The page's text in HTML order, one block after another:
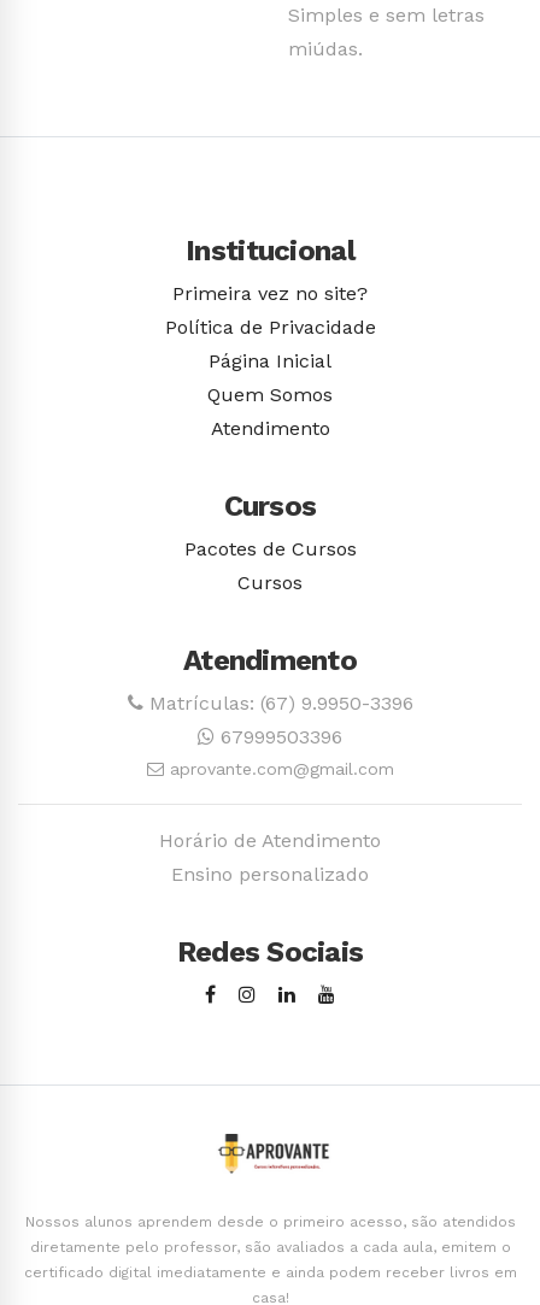
Simples e sem letras
miúdas.
Institucional
Primeira vez no site?
Política de Privacidade
Página Inicial
Quem Somos
Atendimento
Cursos
Pacotes de Cursos
Cursos
Atendimento
Matrículas: (67) 9.9950-3396
67999503396
aprovante.com@gmail.com
Horário de Atendimento
Ensino personalizado
Redes Sociais
Nossos alunos aprendem desde o primeiro acesso, são atendidos
diretamente pelo professor, são avaliados a cada aula, emitem o
certificado digital imediatamente e ainda podem receber livros em
casa!